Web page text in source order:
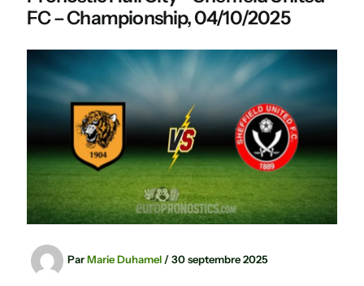
FC – Championship, 04/10/2025
ParMarie Duhamel /30 septembre 2025